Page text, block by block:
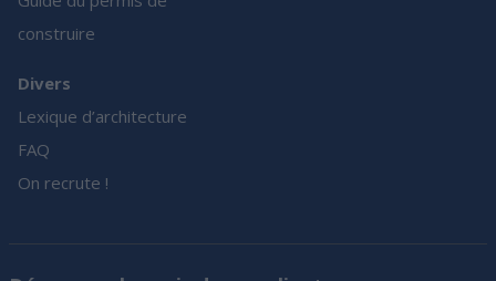
construire
Divers
Lexique d’architecture
FAQ
On recrute !